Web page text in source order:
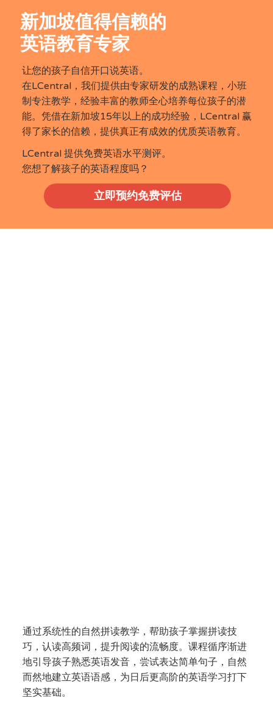
新加坡值得信赖的
英语教育专家
让您的孩子自信开口说英语。
在LCentral，我们提供由专家研发的成熟课程，小班
制专注教学，经验丰富的教师全心培养每位孩子的潜
能。凭借在新加坡15年以上的成功经验，LCentral 赢
得了家长的信赖，提供真正有成效的优质英语教育。
LCentral 提供免费英语水平测评。
您想了解孩子的英语程度吗？
立即预约免费评估
通过系统性的自然拼读教学，帮助孩子掌握拼读技
巧，认读高频词，提升阅读的流畅度。课程循序渐进
地引导孩子熟悉英语发音，尝试表达简单句子，自然
而然地建立英语语感，为日后更高阶的英语学习打下
坚实基础。